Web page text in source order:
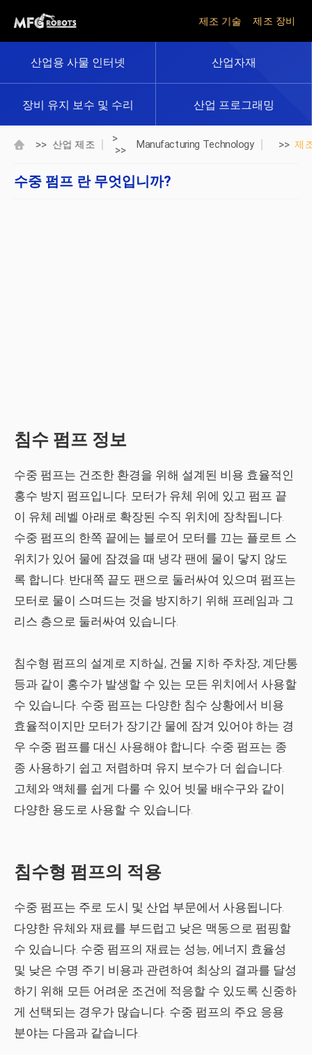
제조 기술 제조 장비
산업용 사물 인터넷 산업자재
장비 유지 보수 및 수리 산업 프로그래밍
>> 산업 제조
>
>>
Manufacturing Technology >> 제
수중 펌프 란 무엇입니까?
침수 펌프 정보
수중 펌프는 건조한 환경을 위해 설계된 비용 효율적인
홍수 방지 펌프입니다. 모터가 유체 위에 있고 펌프 끝
이 유체 레벨 아래로 확장된 수직 위치에 장착됩니다.
수중 펌프의 한쪽 끝에는 블로어 모터를 끄는 플로트 스
위치가 있어 물에 잠겼을 때 냉각 팬에 물이 닿지 않도
록 합니다. 반대쪽 끝도 팬으로 둘러싸여 있으며 펌프는
모터로 물이 스며드는 것을 방지하기 위해 프레임과 그
리스 층으로 둘러싸여 있습니다.
침수형 펌프의 설계로 지하실, 건물 지하 주차장, 계단통
등과 같이 홍수가 발생할 수 있는 모든 위치에서 사용할
수 있습니다. 수중 펌프는 다양한 침수 상황에서 비용
효율적이지만 모터가 장기간 물에 잠겨 있어야 하는 경
우 수중 펌프를 대신 사용해야 합니다. 수중 펌프는 종
종 사용하기 쉽고 저렴하며 유지 보수가 더 쉽습니다.
고체와 액체를 쉽게 다룰 수 있어 빗물 배수구와 같이
다양한 용도로 사용할 수 있습니다.
침수형 펌프의 적용
수중 펌프는 주로 도시 및 산업 부문에서 사용됩니다.
다양한 유체와 재료를 부드럽고 낮은 맥동으로 펌핑할
수 있습니다. 수중 펌프의 재료는 성능, 에너지 효율성
및 낮은 수명 주기 비용과 관련하여 최상의 결과를 달성
하기 위해 모든 어려운 조건에 적응할 수 있도록 신중하
게 선택되는 경우가 많습니다. 수중 펌프의 주요 응용
분야는 다음과 같습니다.